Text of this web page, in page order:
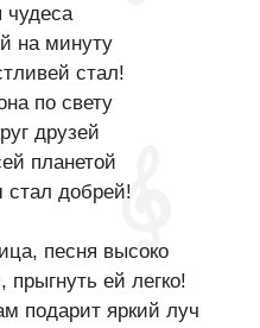
чудеса
на минуту
стал!
по свету
друзей
планетой
добрей!
песня высоко
ей легко!
подарит яркий луч